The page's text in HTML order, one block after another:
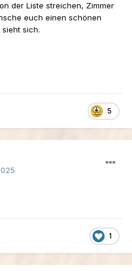
der Liste streichen, Zimmer
euch einen schönen
sich.
5
1